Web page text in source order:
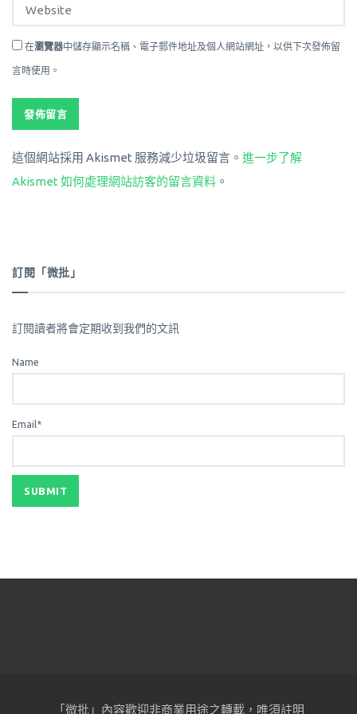
在瀏覽器中儲存顯示名稱、電子郵件地址及個人網站網址，以供下次發佈留
言時使用。
這個網站採用 Akismet 服務減少垃圾留言。 進一步了解
Akismet 如何處理網站訪客的留言資料 。
訂閱「微批」
訂閱讀者將會定期收到我們的文訊
Name
Email*
「微批」內容歡迎非商業用途之轉載，唯須註明